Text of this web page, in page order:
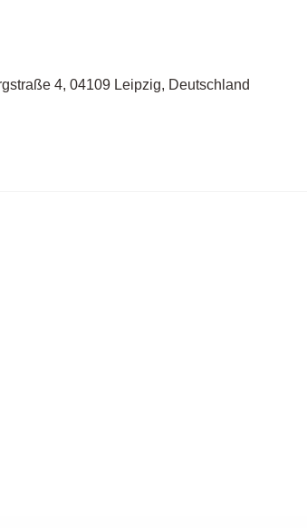
4, 04109 Leipzig, Deutschland